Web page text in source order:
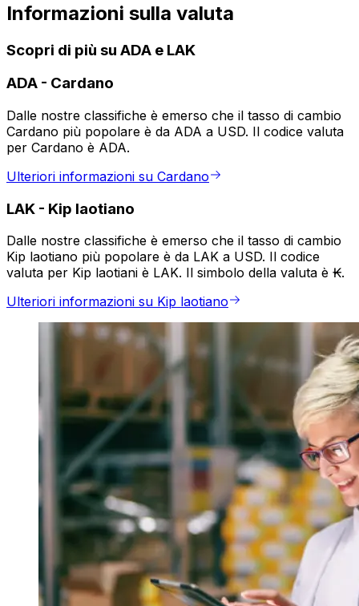
Informazioni sulla valuta
Scopri di più su ADA e LAK
ADA - Cardano
Dalle nostre classifiche è emerso che il tasso di cambio
Cardano più popolare è da ADA a USD. Il codice valuta
per Cardano è ADA.
Ulteriori informazioni su Cardano
LAK - Kip laotiano
Dalle nostre classifiche è emerso che il tasso di cambio
Kip laotiano più popolare è da LAK a USD. Il codice
valuta per Kip laotiani è LAK. Il simbolo della valuta è ₭.
Ulteriori informazioni su Kip laotiano